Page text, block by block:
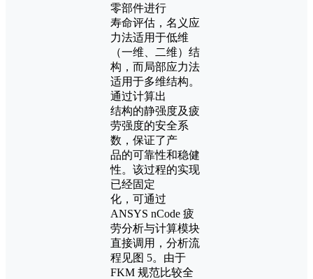
零部件进行
寿命评估，名义应
力法适用于低维
（一维、二维）结
构，而局部应力法
适用于多维结构。
通过计算出
结构的静强度及疲
劳强度的安全系
数，保证了产
品的可靠性和稳健
性。该过程的实现
已经固定
化，可通过
ANSYS nCode 疲
劳分析与计算模块
直接调用，分析流
程见图 5。由于
FKM 规范比较全